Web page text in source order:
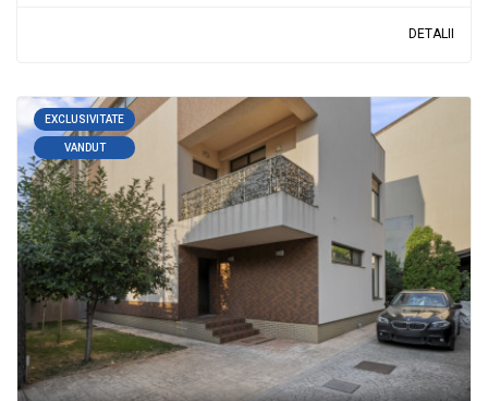
DETALII
EXCLUSIVITATE
VANDUT